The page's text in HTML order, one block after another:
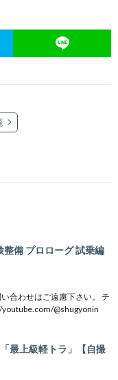
備 プロローグ 試乗編
合わせはご遠慮下さい。 チ
@shugyonin
最上級軽トラ」【自撮